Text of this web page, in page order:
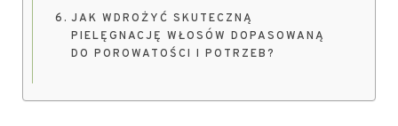
JAK WDROŻYĆ SKUTECZNĄ
PIELĘGNACJĘ WŁOSÓW DOPASOWANĄ
DO POROWATOŚCI I POTRZEB?